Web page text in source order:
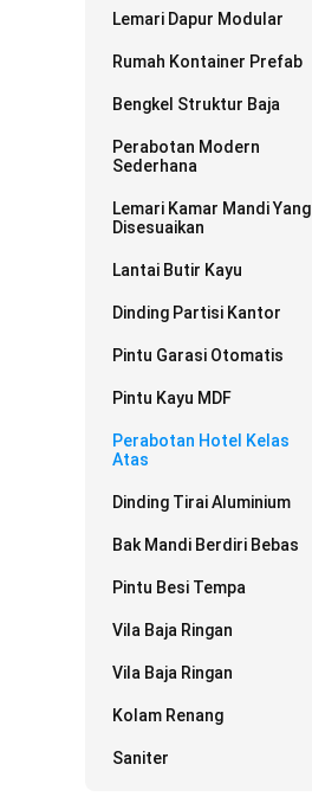
Lemari Dapur Modular
Rumah Kontainer Prefab
Bengkel Struktur Baja
Perabotan Modern
Sederhana
Lemari Kamar Mandi Yang
Disesuaikan
Lantai Butir Kayu
Dinding Partisi Kantor
Pintu Garasi Otomatis
Pintu Kayu MDF
Perabotan Hotel Kelas
Atas
Dinding Tirai Aluminium
Bak Mandi Berdiri Bebas
Pintu Besi Tempa
Vila Baja Ringan
Vila Baja Ringan
Kolam Renang
Saniter